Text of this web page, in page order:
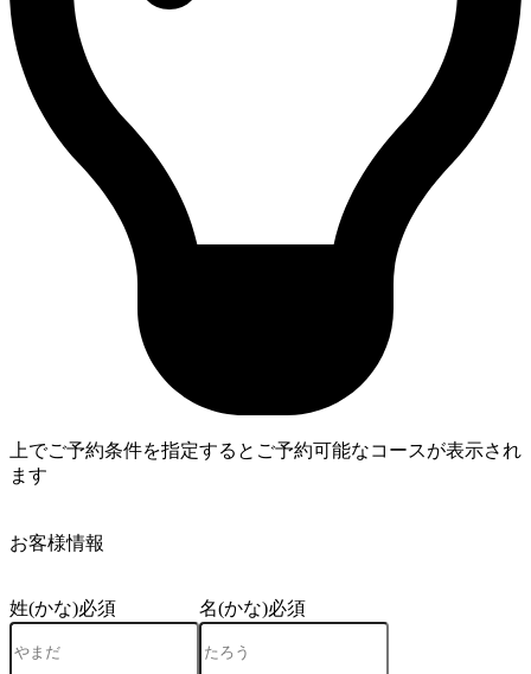
上でご予約条件を指定するとご予約可能なコースが表示され
ます
お客様情報
姓(かな)必須 名(かな)必須